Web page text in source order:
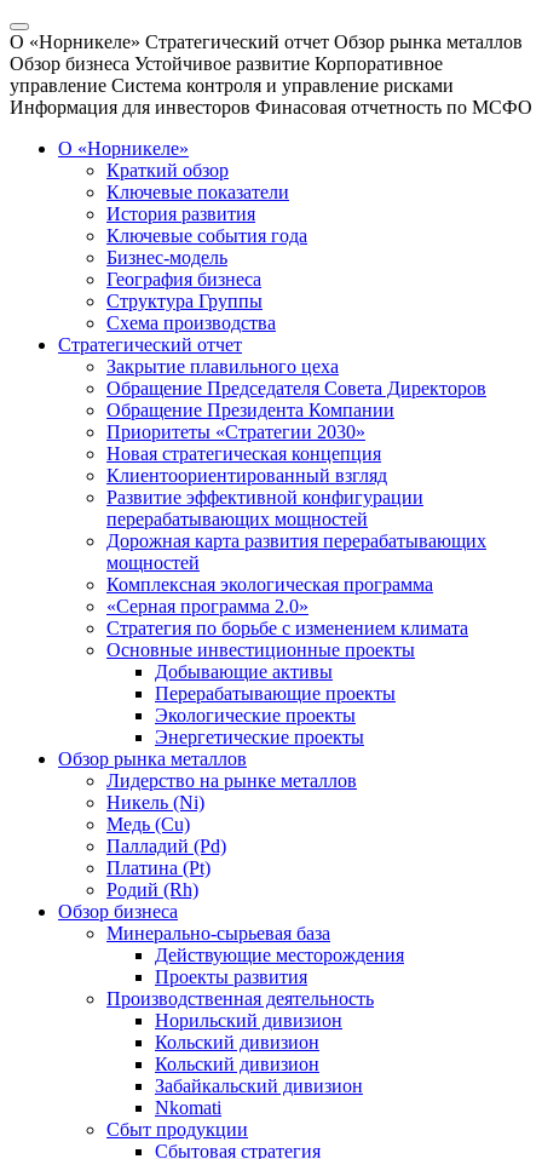
О «Норникеле» Стратегический отчет Обзор рынка металлов
Обзор бизнеса Устойчивое развитие Корпоративное
управление Система контроля и управление рисками
Информация для инвесторов Финасовая отчетность по МСФО
О «Норникеле»
Краткий обзор
Ключевые показатели
История развития
Ключевые события года
Бизнес-модель
География бизнеса
Структура Группы
Схема производства
Стратегический отчет
Закрытие плавильного цеха
Обращение Председателя Совета Директоров
Обращение Президента Компании
Приоритеты «Стратегии 2030»
Новая стратегическая концепция
Клиентоориентированный взгляд
Развитие эффективной конфигурации
перерабатывающих мощностей
Дорожная карта развития перерабатывающих
мощностей
Комплексная экологическая программа
«Серная программа 2.0»
Стратегия по борьбе с изменением климата
Основные инвестиционные проекты
Добывающие активы
Перерабатывающие проекты
Экологические проекты
Энергетические проекты
Обзор рынка металлов
Лидерство на рынке металлов
Никель (Ni)
Медь (Cu)
Палладий (Pd)
Платина (Pt)
Родий (Rh)
Обзор бизнеса
Минерально-сырьевая база
Действующие месторождения
Проекты развития
Производственная деятельность
Норильский дивизион
Кольский дивизион
Кольский дивизион
Забайкальский дивизион
Nkomati
Сбыт продукции
Сбытовая стратегия